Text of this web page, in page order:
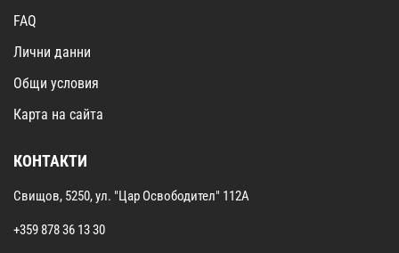
FAQ
Лични данни
Общи условия
Карта на сайта
КОНТАКТИ
Свищов, 5250, ул. "Цар Освободител" 112А
+359 878 36 13 30